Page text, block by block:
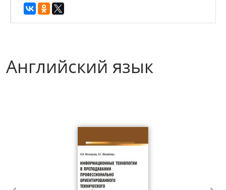
Английский язык